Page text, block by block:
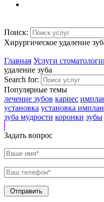
Поиск:
Хирургическое удаление
Главная Услуги
удаление зуба
Search for:
Популярные темы
лечение зубов кариес
установка установка
зуба мудрости коронки зубы
Задать вопрос